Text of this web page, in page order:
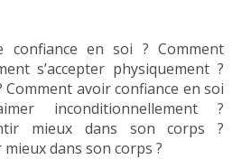
confiance en soi ? Comment
s’accepter physiquement ?
Comment avoir confiance en soi
inconditionnellement ?
mieux dans son corps ?
dans son corps ?